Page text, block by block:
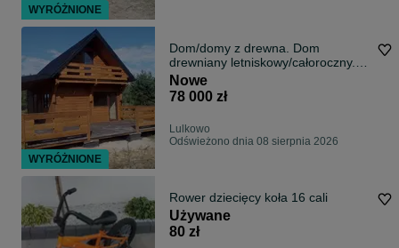
Dom/domy z drewna. Dom
drewniany letniskowy/całoroczny.
Bez pozwolenia
Nowe
78 000 zł
Lulkowo
Odświeżono dnia 08 sierpnia 2026
Rower dziecięcy koła 16 cali
Używane
80 zł
WYRÓŻNIONE
WYRÓŻNIONE